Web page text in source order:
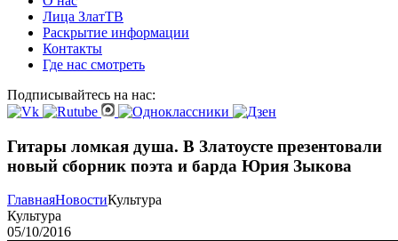
Лица ЗлатТВ
Раскрытие информации
Контакты
Где нас смотреть
Подписывайтесь на нас:
Гитары ломкая душа. В Златоусте презентовали
новый сборник поэта и барда Юрия Зыкова
ГлавнаяНовостиКультура
Культура
05/10/2016